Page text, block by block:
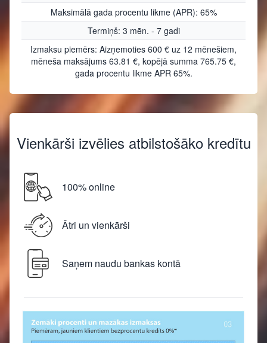
Maksimālā gada procentu likme (APR): 65%
Termiņš: 3 mēn. - 7 gadi
Izmaksu piemērs: Aizņemoties 600 € uz 12 mēnešiem,
mēneša maksājums 63.81 €, kopējā summa 765.75 €,
gada procentu likme APR 65%.
Vienkārši izvēlies atbilstošāko kredītu
100% online
Ātri un vienkārši
Saņem naudu bankas kontā